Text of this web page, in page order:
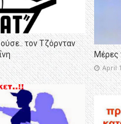
τον Τζόρνταν
Μέρες
April